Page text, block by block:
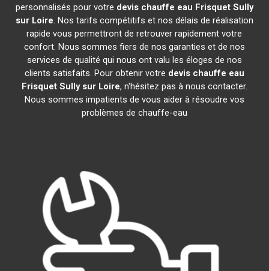
personnalisés pour votre devis chauffe eau Frisquet Sully
sur Loire. Nos tarifs compétitifs et nos délais de réalisation
rapide vous permettront de retrouver rapidement votre
confort. Nous sommes fiers de nos garanties et de nos
services de qualité qui nous ont valu les éloges de nos
clients satisfaits. Pour obtenir votre devis chauffe eau
Frisquet Sully sur Loire, n'hésitez pas à nous contacter.
Nous sommes impatients de vous aider à résoudre vos
problèmes de chauffe-eau